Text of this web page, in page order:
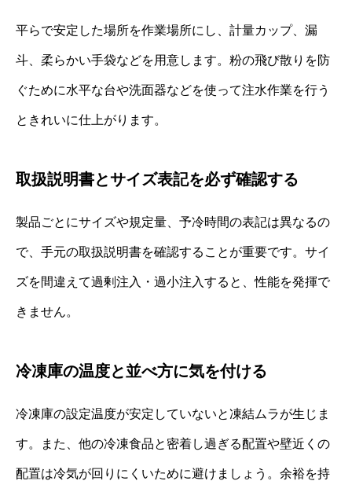
平らで安定した場所を作業場所にし、計量カップ、漏
斗、柔らかい手袋などを用意します。粉の飛び散りを防
ぐために水平な台や洗面器などを使って注水作業を行う
ときれいに仕上がります。
取扱説明書とサイズ表記を必ず確認する
製品ごとにサイズや規定量、予冷時間の表記は異なるの
で、手元の取扱説明書を確認することが重要です。サイ
ズを間違えて過剰注入・過小注入すると、性能を発揮で
きません。
冷凍庫の温度と並べ方に気を付ける
冷凍庫の設定温度が安定していないと凍結ムラが生じま
す。また、他の冷凍食品と密着し過ぎる配置や壁近くの
配置は冷気が回りにくいために避けましょう。余裕を持